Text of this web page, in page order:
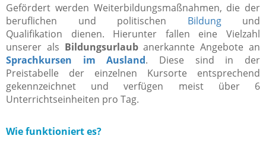
Gefördert werden Weiterbildungsmaßnahmen, die der
beruflichen und politischen Bildungund
Qualifikation dienen. Hierunter fallen eine Vielzahl
unserer als Bildungsurlaubanerkannte Angebote an
Sprachkursen im Ausland. Diese sind in der
Preistabelle der einzelnen Kursorte entsprechend
gekennzeichnet und verfügen meist über 6
Unterrichtseinheiten pro Tag.
Wie funktioniert es?